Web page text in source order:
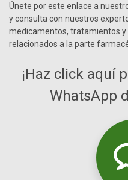
Únete por este enlace a
y consulta con nuestros
medicamentos, tratamientos y
relacionados a la parte
¡Haz click aquí
WhatsApp